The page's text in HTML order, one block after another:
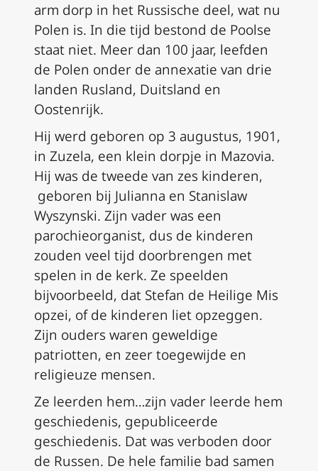
arm dorp in het Russische deel, wat nu
Polen is. In die tijd bestond de Poolse
staat niet. Meer dan 100 jaar, leefden
de Polen onder de annexatie van drie
landen Rusland, Duitsland en
Oostenrijk.
Hij werd geboren op 3 augustus, 1901,
in Zuzela, een klein dorpje in Mazovia.
Hij was de tweede van zes kinderen,
geboren bij Julianna en Stanislaw
Wyszynski. Zijn vader was een
parochieorganist, dus de kinderen
zouden veel tijd doorbrengen met
spelen in de kerk. Ze speelden
bijvoorbeeld, dat Stefan de Heilige Mis
opzei, of de kinderen liet opzeggen.
Zijn ouders waren geweldige
patriotten, en zeer toegewijde en
religieuze mensen.
Ze leerden hem…zijn vader leerde hem
geschiedenis, gepubliceerde
geschiedenis. Dat was verboden door
de Russen. De hele familie bad samen